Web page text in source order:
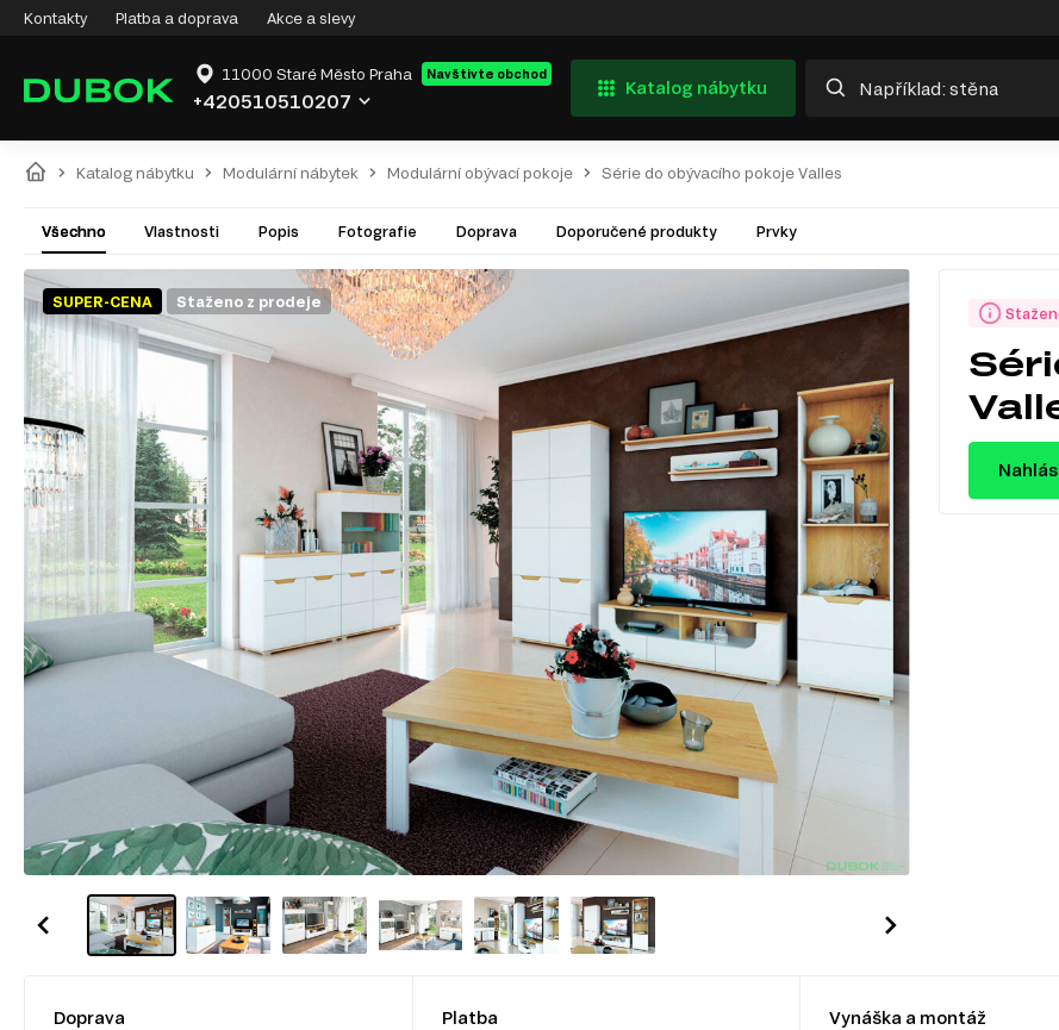
Kontakty Platba a doprava Akce a slevy
11000 Staré Město Praha Navštivte obchod
+420510510207
Katalog nábytku
Katalog nábytku Modulární nábytek Modulární obývací pokoje Série do obývacího pokoje Valles
Všechno Vlastnosti Popis Fotografie Doprava Doporučené produkty Prvky
SUPER-CENA Staženo z prodeje
Doprava Platba Vynáška a montáž